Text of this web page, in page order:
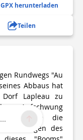
GPX herunterladen
Teilen
Rundwegs "Au
Abbaus hat
Lapleau zu
Aufschwung
Sie die
des